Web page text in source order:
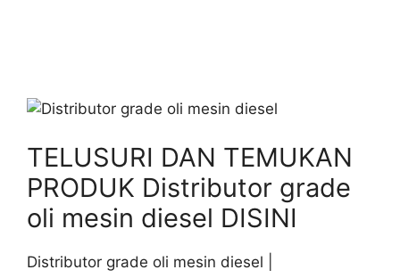
TELUSURI DAN TEMUKAN
PRODUK Distributor grade
oli mesin diesel DISINI
Distributor grade oli mesin diesel |